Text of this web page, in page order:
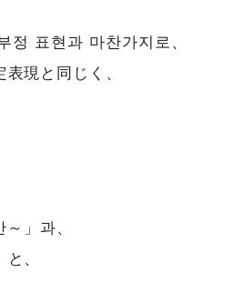
정 표현과 마찬가지로、
現と同じく、
」과、
、